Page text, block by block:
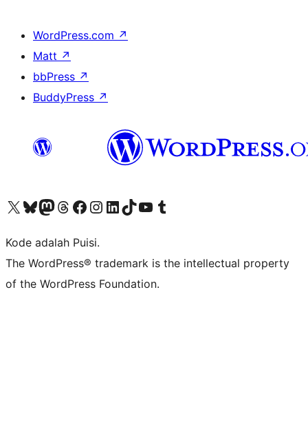
WordPress.com ↗
Matt ↗
bbPress ↗
BuddyPress ↗
Kunjungi akun X (sebelumnya Twitter) kamiVisit our Bluesky account
Kunjungi akun Mastodon kami
Visit our Threads account
Kunjungi halaman Facebook kamiKunjungi akun Instagram kamiKunjungi akun LinkedIn kami
Visit our TikTok account
Kunjungi channel YouTube kamiVisit our Tumblr account
Kode adalah Puisi.
The WordPress® trademark is the intellectual property
of the WordPress Foundation.